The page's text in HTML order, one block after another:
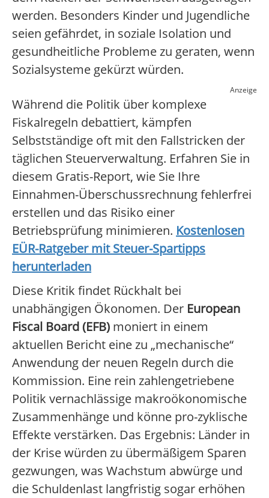
werden. Besonders Kinder und Jugendliche
seien gefährdet, in soziale Isolation und
gesundheitliche Probleme zu geraten, wenn
Sozialsysteme gekürzt würden.
Anzeige
Während die Politik über komplexe
Fiskalregeln debattiert, kämpfen
Selbstständige oft mit den Fallstricken der
täglichen Steuerverwaltung. Erfahren Sie in
diesem Gratis-Report, wie Sie Ihre
Einnahmen-Überschussrechnung fehlerfrei
erstellen und das Risiko einer
Betriebsprüfung minimieren. Kostenlosen
EÜR-Ratgeber mit Steuer-Spartipps
herunterladen
Diese Kritik findet Rückhalt bei
unabhängigen Ökonomen. Der European
Fiscal Board (EFB) moniert in einem
aktuellen Bericht eine zu „mechanische“
Anwendung der neuen Regeln durch die
Kommission. Eine rein zahlengetriebene
Politik vernachlässige makroökonomische
Zusammenhänge und könne pro-zyklische
Effekte verstärken. Das Ergebnis: Länder in
der Krise würden zu übermäßigem Sparen
gezwungen, was Wachstum abwürge und
die Schuldenlast langfristig sogar erhöhen